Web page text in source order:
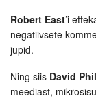
Robert East’i
negatiivsete
jupid.
Ning siis David
meediast,